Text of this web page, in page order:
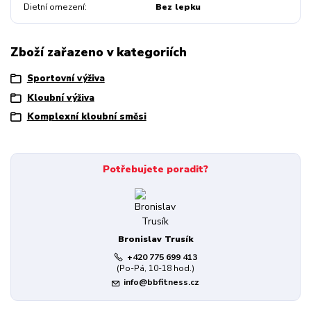
Dietní omezení Bez lepku
Zboží zařazeno v kategoriích
Sportovní výživa
Kloubní výživa
Komplexní kloubní směsi
Potřebujete poradit?
Bronislav Trusík
+420 775 699 413
(Po-Pá, 10-18 hod.)
info@bbfitness.cz